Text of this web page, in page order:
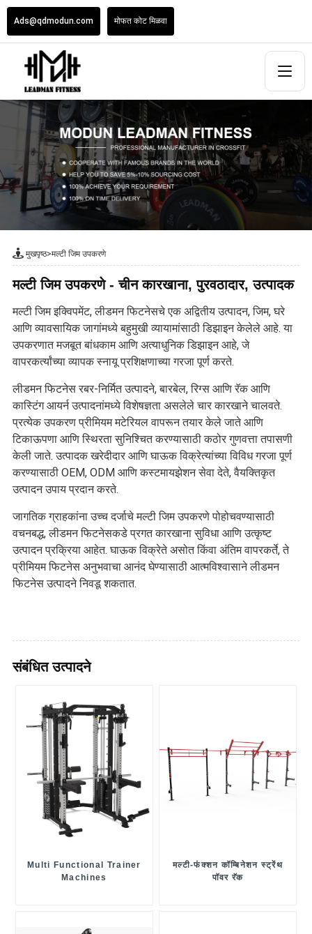
Ads@qdmodun.com मोफत कोट मिळवा
मुखपृष्ठ>मल्टी जिम उपकरणे
मल्टी जिम उपकरणे - चीन कारखाना, पुरवठादार, उत्पादक
मल्टी जिम इक्विपमेंट, लीडमन फिटनेसचे एक अद्वितीय उत्पादन, जिम, घरे
आणि व्यावसायिक जागांमध्ये बहुमुखी व्यायामांसाठी डिझाइन केलेले आहे. या
उपकरणात मजबूत बांधकाम आणि अत्याधुनिक डिझाइन आहे, जे
वापरकर्त्यांच्या व्यापक स्नायू प्रशिक्षणाच्या गरजा पूर्ण करते.
लीडमन फिटनेस रबर-निर्मित उत्पादने, बारबेल, रिग्स आणि रॅक आणि
कास्टिंग आयर्न उत्पादनांमध्ये विशेषज्ञता असलेले चार कारखाने चालवते.
प्रत्येक उपकरण प्रीमियम मटेरियल वापरून तयार केले जाते आणि
टिकाऊपणा आणि स्थिरता सुनिश्चित करण्यासाठी कठोर गुणवत्ता तपासणी
केली जाते. उत्पादक खरेदीदार आणि घाऊक विक्रेत्यांच्या विविध गरजा पूर्ण
करण्यासाठी OEM, ODM आणि कस्टमायझेशन सेवा देते, वैयक्तिकृत
उत्पादन उपाय प्रदान करते.
जागतिक ग्राहकांना उच्च दर्जाचे मल्टी जिम उपकरणे पोहोचवण्यासाठी
वचनबद्ध, लीडमन फिटनेसकडे प्रगत कारखाना सुविधा आणि उत्कृष्ट
उत्पादन प्रक्रिया आहेत. घाऊक विक्रेते असोत किंवा अंतिम वापरकर्ते, ते
प्रीमियम फिटनेस अनुभवाचा आनंद घेण्यासाठी आत्मविश्वासाने लीडमन
फिटनेस उत्पादने निवडू शकतात.
संबंधित उत्पादने
Multi Functional Trainer
Machines
मल्टी-फंक्शन कॉम्बिनेशन स्ट्रेंथ
पॉवर रॅक